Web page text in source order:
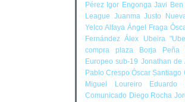
Pérez Igor Engonga Javi Ben
League Juanma Justo
Yelco Alfaya Ángel Fraga
Fernández Álex Ubeira
compra plaza
Borja Peña
Europeo sub-19 Jonathan de
Pablo Crespo Óscar Santiago
Miguel Loureiro
Eduardo
Comunicado Diego Rocha